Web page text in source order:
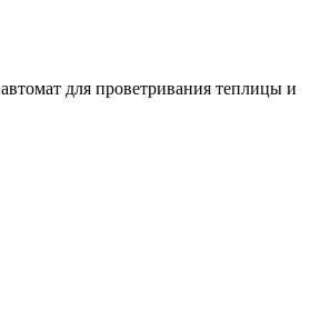
для проветривания теплицы и